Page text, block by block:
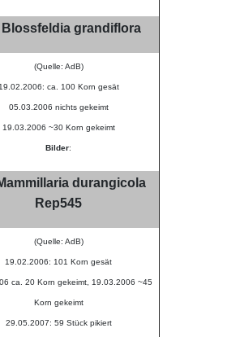
Blossfeldia grandiflora
(Quelle: AdB)
19.02.2006: ca. 100 Korn gesät
05.03.2006 nichts gekeimt
19.03.2006 ~30 Korn gekeimt
Bilder:
durangicola
Rep545
(Quelle: AdB)
19.02.2006: 101 Korn gesät
ca. 20 Korn gekeimt, 19.03.2006 ~45
Korn gekeimt
29.05.2007: 59 Stück pikiert